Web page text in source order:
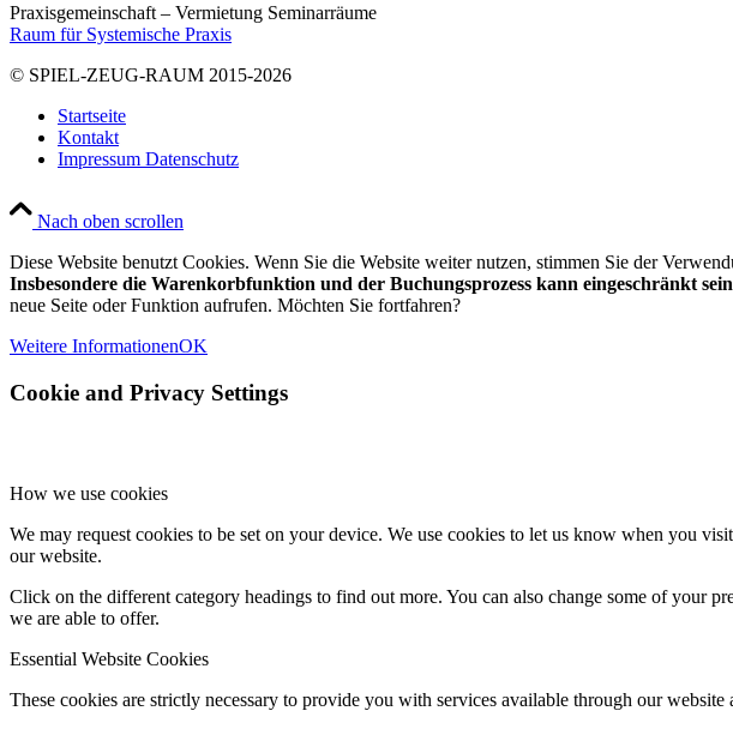
Praxisgemeinschaft – Vermietung Seminarräume
Raum für Systemische Praxis
© SPIEL-ZEUG-RAUM 2015-2026
Startseite
Kontakt
Impressum Datenschutz
Nach oben scrollen
Diese Website benutzt Cookies. Wenn Sie die Website weiter nutzen, stimmen Sie der
Insbesondere die Warenkorbfunktion und der Buchungsprozess kann eingeschränkt
neue Seite oder Funktion aufrufen. Möchten Sie fortfahren?
Weitere InformationenOK
Cookie and Privacy Settings
How we use cookies
We may request cookies to be set on your device. We use cookies to let us know when you
our website.
Click on the different category headings to find out more. You can also change some of your
we are able to offer.
Essential Website Cookies
These cookies are strictly necessary to provide you with services available through our website